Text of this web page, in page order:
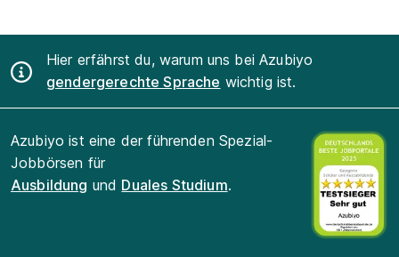
Hier erfährst du, warum uns bei Azubiyo
gendergerechte Sprache wichtig ist.
Azubiyo ist eine der führenden Spezial-
Jobbörsen für
Ausbildung und Duales Studium.